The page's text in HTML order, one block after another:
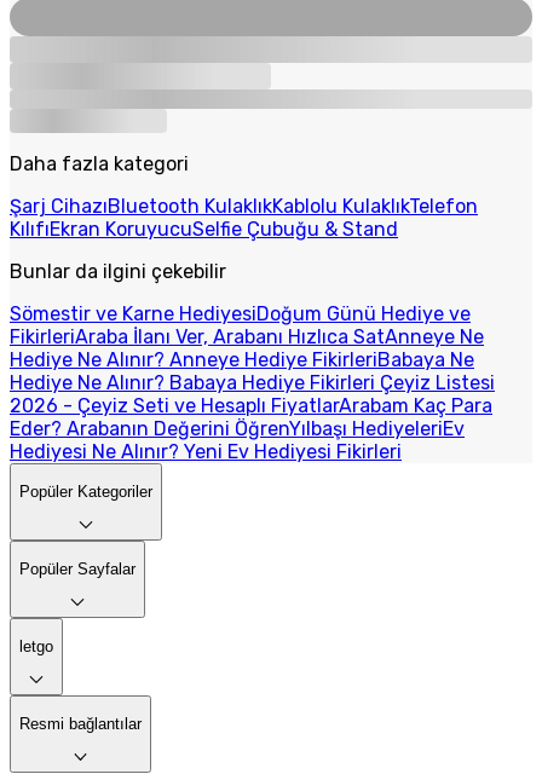
Daha fazla kategori
Şarj CihazıBluetooth KulaklıkKablolu KulaklıkTelefon
KılıfıEkran KoruyucuSelfie Çubuğu & Stand
Bunlar da ilgini çekebilir
Sömestir ve Karne HediyesiDoğum Günü Hediye ve
FikirleriAraba İlanı Ver, Arabanı Hızlıca SatAnneye Ne
Hediye Ne Alınır? Anneye Hediye FikirleriBabaya Ne
Hediye Ne Alınır? Babaya Hediye Fikirleri Çeyiz Listesi
2026 - Çeyiz Seti ve Hesaplı FiyatlarArabam Kaç Para
Eder? Arabanın Değerini ÖğrenYılbaşı HediyeleriEv
Hediyesi Ne Alınır? Yeni Ev Hediyesi Fikirleri
Popüler Kategoriler
Popüler Sayfalar
letgo
Resmi bağlantılar